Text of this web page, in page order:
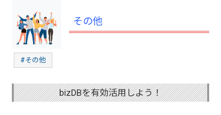
その他
#その他
bizDBを有効活用しよう！